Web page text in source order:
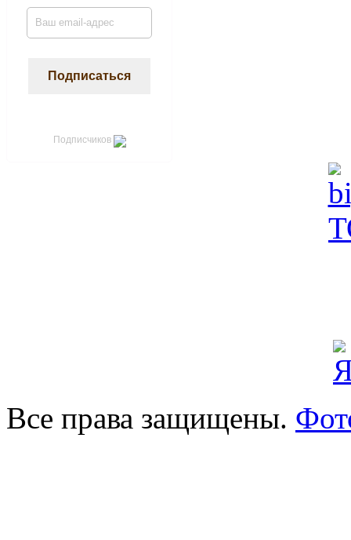
Подписчиков
Все права защищены.